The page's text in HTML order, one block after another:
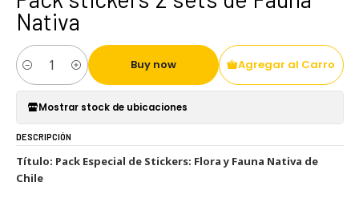
Nativa
Cantidad Agregar al Carro
Buy now
Mostrar stock de ubicaciones
DESCRIPCIÓN
Título: Pack Especial de Stickers: Flora y Fauna Nativa de
Chile